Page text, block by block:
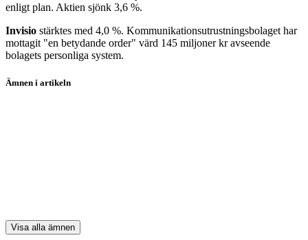
enligt plan. Aktien sjönk 3,6 %.
Invisio stärktes med 4,0 %. Kommunikationsutrustningsbolaget har
mottagit "en betydande order" värd 145 miljoner kr avseende
bolagets personliga system.
Ämnen i artikeln
Visa alla ämnen